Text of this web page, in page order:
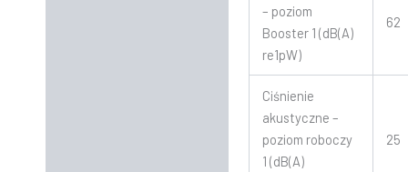
– poziom
Booster 1 (dB(A)
re1pW)
62
Ciśnienie
akustyczne –
poziom roboczy
1 (dB(A)
25